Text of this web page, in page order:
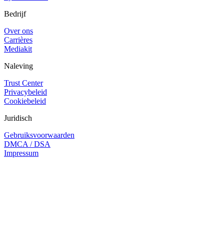
Bedrijf
Over ons
Carrières
Mediakit
Naleving
Trust Center
Privacybeleid
Cookiebeleid
Juridisch
Gebruiksvoorwaarden
DMCA / DSA
Impressum